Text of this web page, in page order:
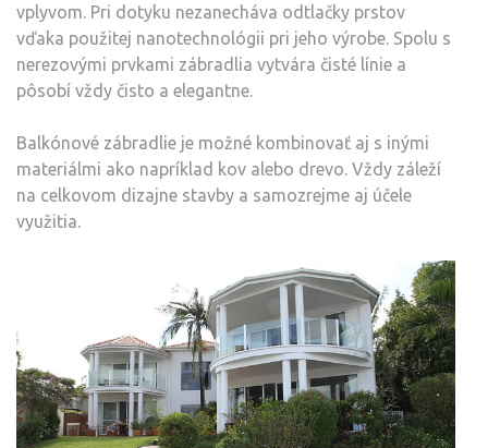
vplyvom. Pri dotyku nezanecháva odtlačky prstov
vďaka použitej nanotechnológii pri jeho výrobe. Spolu s
nerezovými prvkami zábradlia vytvára čisté línie a
pôsobí vždy čisto a elegantne.
Balkónové zábradlie je možné kombinovať aj s inými
materiálmi ako napríklad kov alebo drevo. Vždy záleží
na celkovom dizajne stavby a samozrejme aj účele
využitia.